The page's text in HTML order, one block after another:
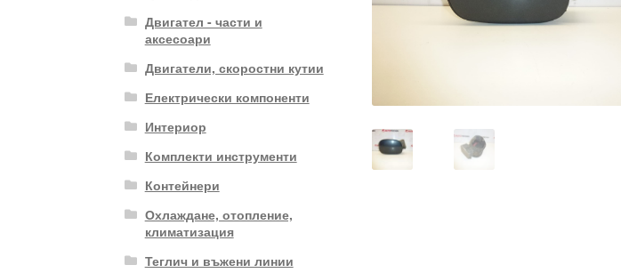
Двигател - части и
аксесоари
Двигатели, скоростни кутии
Електрически компоненти
Интериор
Комплекти инструменти
Контейнери
Охлаждане, отопление,
климатизация
Теглич и въжени линии